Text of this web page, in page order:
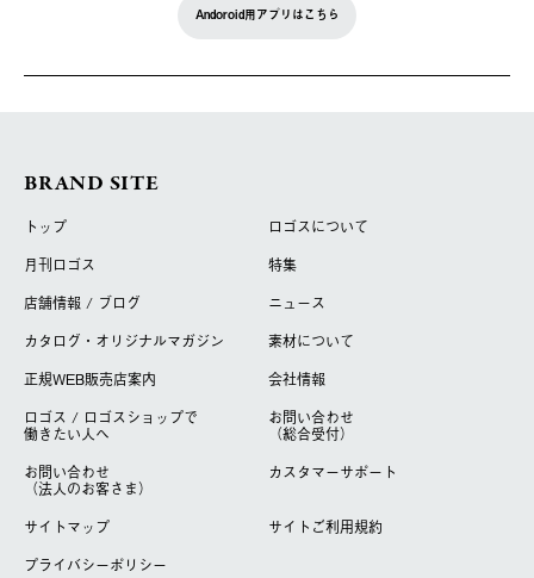
Andoroid用アプリはこちら
BRAND SITE
トップ
ロゴスについて
月刊ロゴス
特集
店舗情報 / ブログ
ニュース
カタログ・オリジナルマガジン
素材について
正規WEB販売店案内
会社情報
ロゴス / ロゴスショップで
働きたい人へ
お問い合わせ
（総合受付）
お問い合わせ
（法人のお客さま）
カスタマーサポート
サイトマップ
サイトご利用規約
プライバシーポリシー